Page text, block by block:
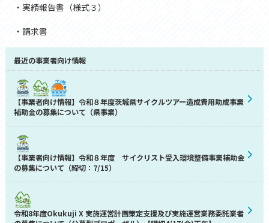
・ 実績報告書（様式３）
・ 請求書
最近の事業者向け情報
【事業者向け情報】令和８年度茨城県サイクルツアー造成費用助成事業
補助金の募集について（県事業）
【事業者向け情報】令和８年度 サイクリスト受入環境整備事業補助金
の募集について（締切：7/15）
令和8年度Okukuji X 実施運営計画策定支援及び実施運営業務委託業者